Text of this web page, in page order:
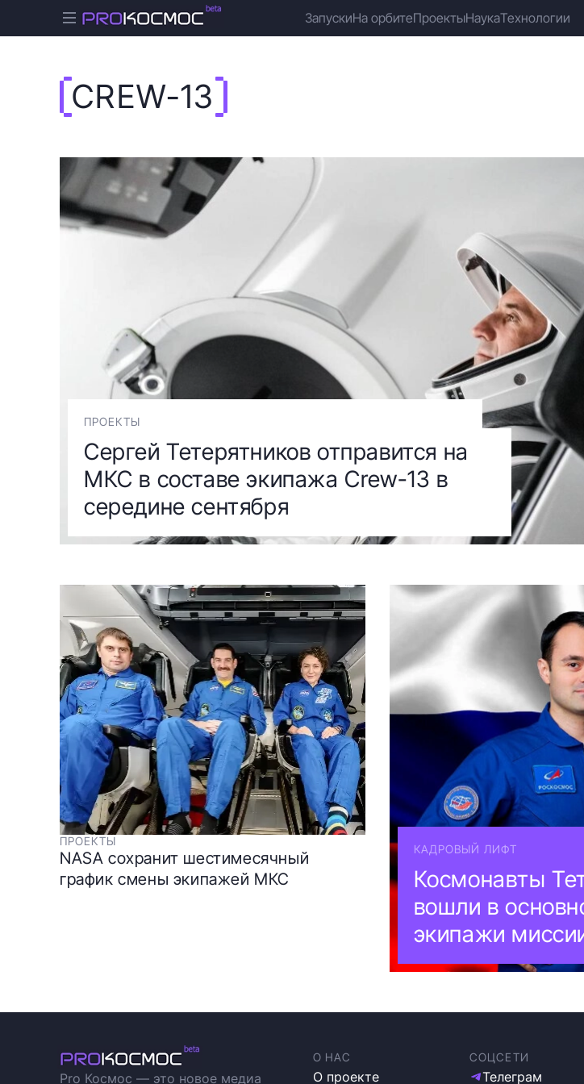
ЗапускиНа орбитеПроектыНаукаТехнологии
CREW-13
ПРОЕКТЫ
Сергей Тетерятников отправится на
МКС в составе экипажа Crew-13 в
середине сентября
ПРОЕКТЫ
NASA сохранит шестимесячный
график смены экипажей МКС
КАДРОВЫЙ ЛИФТ
Космонавты
вошли в
экипажи
Pro Космос — это новое медиа
О НАС
О проекте
СОЦСЕТИ
Телеграм